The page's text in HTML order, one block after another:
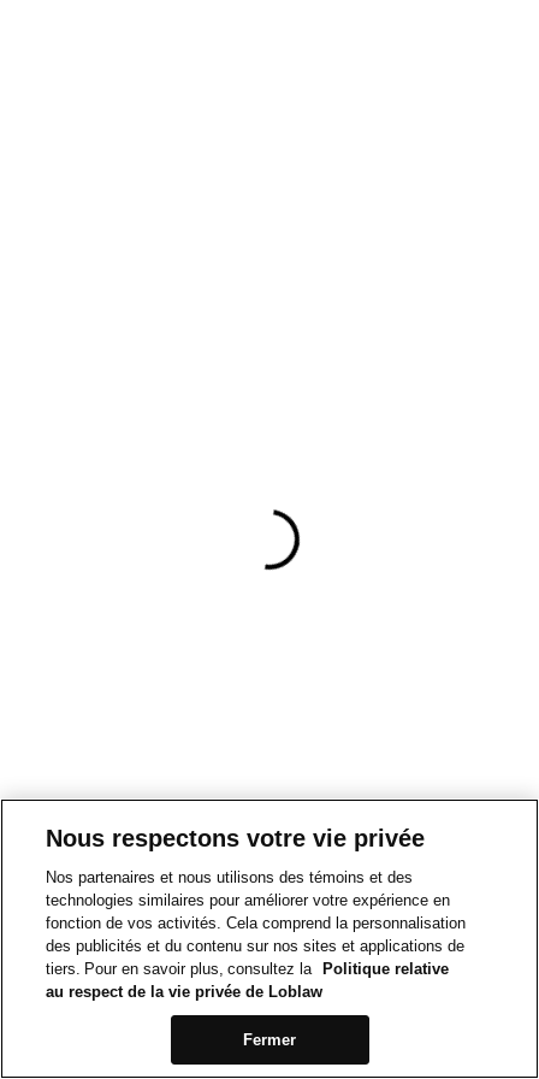
Nous respectons votre vie privée
Nos partenaires et nous utilisons des témoins et des
technologies similaires pour améliorer votre expérience en
fonction de vos activités. Cela comprend la personnalisation
des publicités et du contenu sur nos sites et applications de
tiers. Pour en savoir plus, consultez la
Politique relative
au respect de la vie privée de Loblaw
Fermer